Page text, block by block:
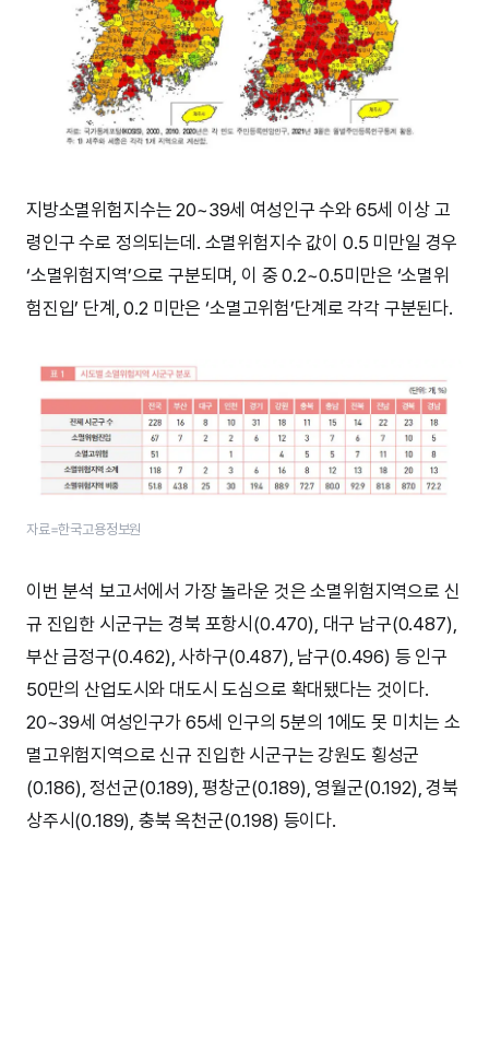
지방소멸위험지수는 20~39세 여성인구 수와 65세 이상 고
령인구 수로 정의되는데. 소멸위험지수 값이 0.5 미만일 경우
‘소멸위험지역’으로 구분되며, 이 중 0.2~0.5미만은 ‘소멸위
험진입’ 단계, 0.2 미만은 ‘소멸고위험’단계로 각각 구분된다.
자료=한국고용정보원
이번 분석 보고서에서 가장 놀라운 것은 소멸위험지역으로 신
규 진입한 시군구는 경북 포항시(0.470), 대구 남구(0.487),
부산 금정구(0.462), 사하구(0.487), 남구(0.496) 등 인구
50만의 산업도시와 대도시 도심으로 확대됐다는 것이다.
20~39세 여성인구가 65세 인구의 5분의 1에도 못 미치는 소
멸고위험지역으로 신규 진입한 시군구는 강원도 횡성군
(0.186), 정선군(0.189), 평창군(0.189), 영월군(0.192), 경북
상주시(0.189), 충북 옥천군(0.198) 등이다.